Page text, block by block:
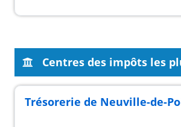
Centres des impôts les
Trésorerie de Neuville-de-